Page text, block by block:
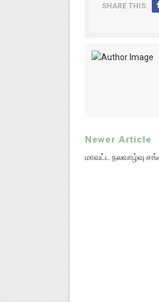
SHARE THIS:
Newer Article
மாவட்ட நலவாழ்வு